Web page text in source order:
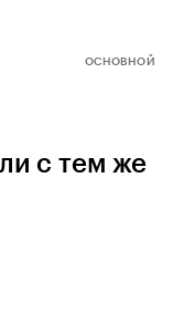
ОСНОВНОЙ
с тем же